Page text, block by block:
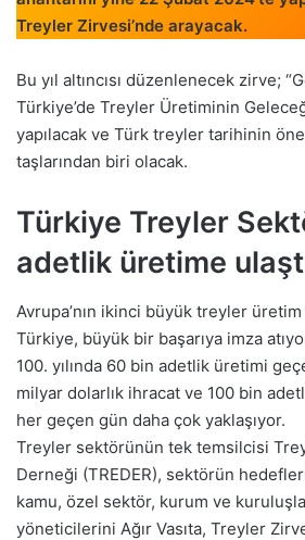
Treyler Zirvesi’nde arayacak.
Bu yıl altıncısı düzenlenecek zirve;
Türkiye’de Treyler Üretiminin
yapılacak ve Türk treyler tarihinin
taşlarından biri olacak.
Türkiye Treyler
adetlik üretime
Avrupa’nın ikinci büyük treyler
Türkiye, büyük bir başarıya imza
100. yılında 60 bin adetlik üretimi
milyar dolarlık ihracat ve 100 bin
her geçen gün daha çok yaklaşıyor.
Treyler sektörünün tek temsilcisi
Derneği (TREDER), sektörün
kamu, özel sektör, kurum ve
yöneticilerini Ağır Vasıta, Treyler